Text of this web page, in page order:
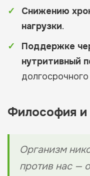
Снижению
нагрузки.
Поддержке
нутритивный
Философия
Организм
против нас —